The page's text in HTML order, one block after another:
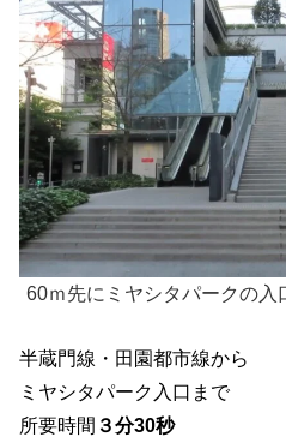
60ｍ先にミヤシタパークの入
半蔵門線・田園都市線から
ミヤシタパーク入口まで
所要時間 ３分30秒